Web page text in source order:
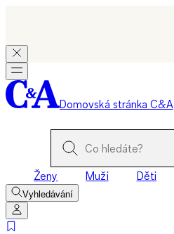
Domovská stránka C&A
Ženy Muži Děti
Vyhledávání